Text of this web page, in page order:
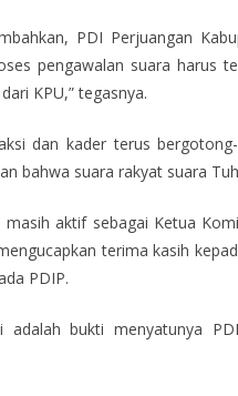
PDI Perjuangan
pengawalan suara harus
KPU,” tegasnya.
dan kader terus
bahwa suara rakyat suara
masih aktif sebagai Ketua
terima kasih
PDIP.
adalah bukti menyatunya